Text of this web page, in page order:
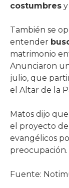
costumbres
También se
entender
matrimonio
Anunciaron
julio, que
el Altar de la
Matos dijo
el proyecto
evangélicos
preocupación.
Fuente: